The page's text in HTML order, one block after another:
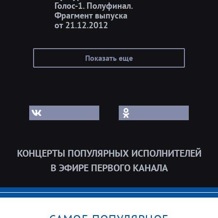
Голос-1. Полуфинал.
Фрагмент выпуска
от 21.12.2012
Показать еще
КОНЦЕРТЫ ПОПУЛЯРНЫХ ИСПОЛНИТЕЛЕЙ
В ЭФИРЕ ПЕРВОГО КАНАЛА